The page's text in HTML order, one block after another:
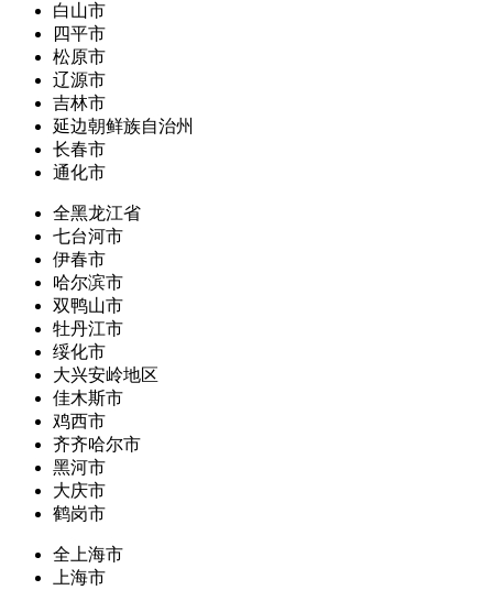
白山市
四平市
松原市
辽源市
吉林市
延边朝鲜族自治州
长春市
通化市
全黑龙江省
七台河市
伊春市
哈尔滨市
双鸭山市
牡丹江市
绥化市
大兴安岭地区
佳木斯市
鸡西市
齐齐哈尔市
黑河市
大庆市
鹤岗市
全上海市
上海市